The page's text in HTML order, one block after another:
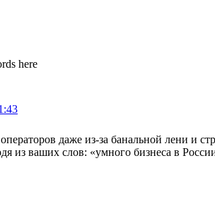
here
даже из-за банальной лени и
из ваших слов: «умного бизнеса в